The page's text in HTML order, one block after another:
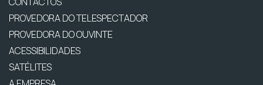
PROVEDORA DO TELESPECTADOR
PROVEDORA DO OUVINTE
ACESSIBILIDADES
SATÉLITES